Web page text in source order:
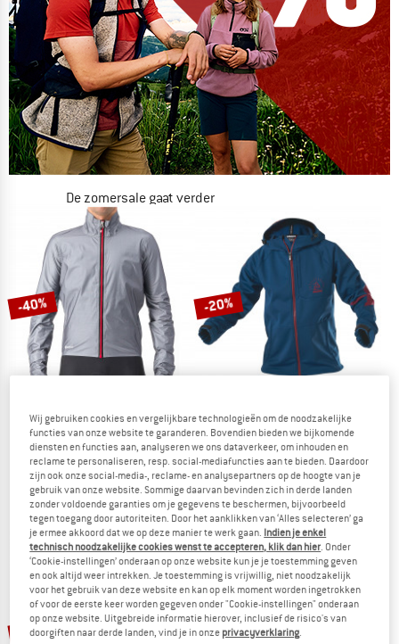
De zomersale gaat verder
NU TOT MAAR LIEFST -50%
NAAR DE SALE
-40%
CASTELLI
Tempesta Lite Jacket
Fietsjack
€ 299,95 € 179,97
5,0(1)
-20%
ZIMTSTERN
Shelterz Jacket
Fietsjack
€ 189,95€ 151,96
5,0(4)
-20% -20%
Wij gebruiken cookies en vergelijkbare technologieën om de noodzakelijke
functies van onze website te garanderen. Bovendien bieden we bijkomende
diensten en functies aan, analyseren we ons dataverkeer, om inhouden en
reclame te personaliseren, resp. social-mediafuncties aan te bieden. Daardoor
zijn ook onze social-media-, reclame- en analysepartners op de hoogte van je
gebruik van onze website. Sommige daarvan bevinden zich in derde landen
zonder voldoende garanties om je gegevens te beschermen, bijvoorbeeld
tegen toegang door autoriteiten. Door het aanklikken van ‘Alles selecteren’ ga
je ermee akkoord dat we op deze manier te werk gaan. Indien je enkel
technisch noodzakelijke cookies wenst te accepteren, klik dan hier . Onder
‘Cookie-instellingen’ onderaan op onze website kun je je toestemming geven
en ook altijd weer intrekken. Je toestemming is vrijwillig, niet noodzakelijk
voor het gebruik van deze website en kan op elk moment worden ingetrokken
of voor de eerste keer worden gegeven onder "Cookie-instellingen" onderaan
op onze website. Uitgebreide informatie hierover, inclusief de risico's van
doorgiften naar derde landen, vind je in onze privacyverklaring